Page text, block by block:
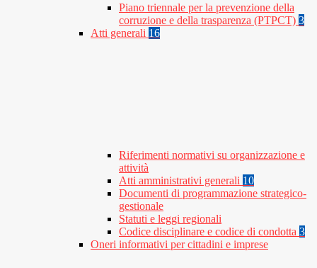
Piano triennale per la prevenzione della
corruzione e della trasparenza (PTPCT) 3
Atti generali 16
Riferimenti normativi su organizzazione e
attività
Atti amministrativi generali 10
Documenti di programmazione strategico-
gestionale
Statuti e leggi regionali
Codice disciplinare e codice di condotta 3
Oneri informativi per cittadini e imprese